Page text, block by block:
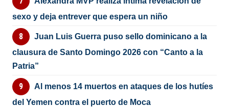
sexo y deja entrever que espera un niño
Juan Luis Guerra puso sello dominicano a la
clausura de Santo Domingo 2026 con “Canto a la
Patria”
Al menos 14 muertos en ataques de los hutíes
del Yemen contra el puerto de Moca